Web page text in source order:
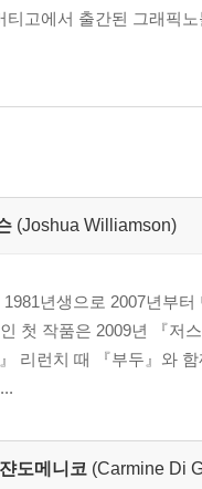
티고에서 출간된 그래픽
(Joshua Williamson)
년생으로 2007년부
첫 작품은 2009년 『저
리런치 때 『부두』와
도메니코 (Carmine Di